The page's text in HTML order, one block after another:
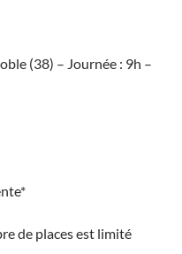
(38) – Journée : 9h –
de places est limité